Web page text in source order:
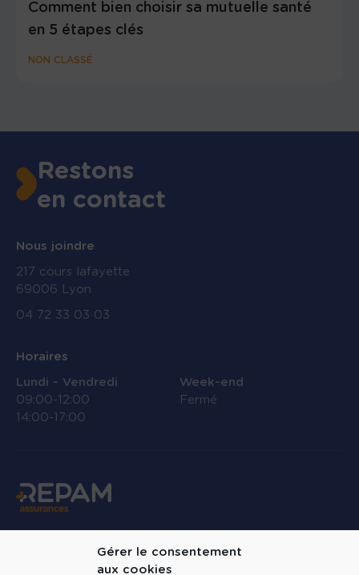
Gérer le consentement
aux cookies
Comment bien choisir sa mutuelle santé
en 5 étapes clés
NON CLASSÉ
Restons
en contact
Nous joindre
217 cours lafayette
69006 Lyon
04 72 33 03 03
Horaires
Lundi - Vendredi
09:00-12:00
14:00-17:00
Week-end
Fermé